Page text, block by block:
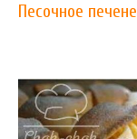
Песочное печене